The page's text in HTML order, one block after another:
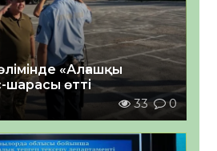
«Алғашқы
шарасы өтті
33 0